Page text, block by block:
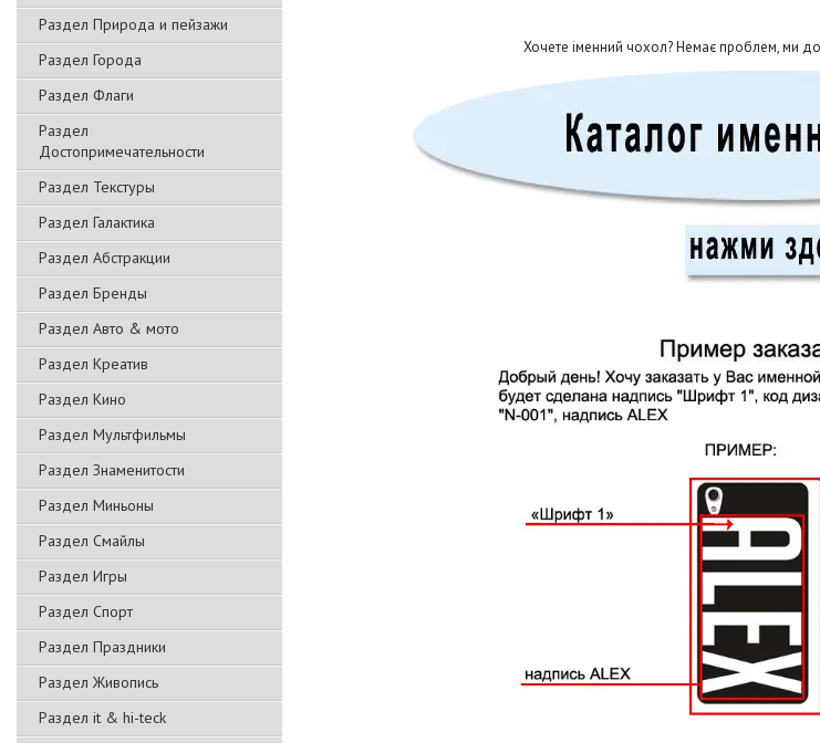
Раздел Природа и пейзажи
Раздел Города
Раздел Флаги
Раздел
Достопримечательности
Раздел Текстуры
Раздел Галактика
Раздел Абстракции
Раздел Бренды
Раздел Авто & мото
Раздел Креатив
Раздел Кино
Раздел Мультфильмы
Раздел Знаменитости
Раздел Миньоны
Раздел Смайлы
Раздел Игры
Раздел Спорт
Раздел Праздники
Раздел Живопись
Раздел it & hi-teck
Хочете іменний чохол? Немає проблем, ми